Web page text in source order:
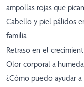
ampollas rojas que
Cabello y piel pálidos
familia
Retraso en el
Olor corporal a
¿Cómo puedo ayudar